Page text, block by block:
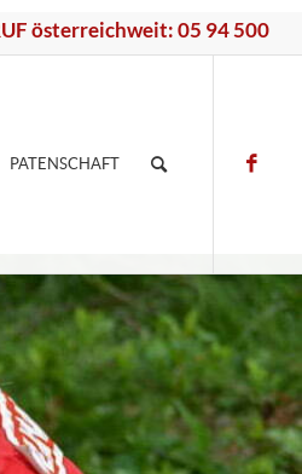
österreichweit: 05 94 500
PATENSCHAFT